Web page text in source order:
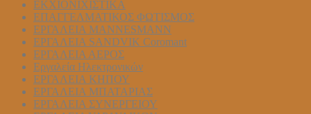
ΕΚΧΙΟΝΙΧΙΣΤΙΚΑ
ΕΠΑΓΓΕΛΜΑΤΙΚΟΣ ΦΩΤΙΣΜΟΣ
ΕΡΓΑΛΕΙΑ MANNESMANN
ΕΡΓΑΛΕΙΑ SANDVIK Coromant
ΕΡΓΑΛΕΙΑ ΑΕΡΟΣ
Εργαλεία Ηλεκτρονικών
ΕΡΓΑΛΕΙΑ ΚΗΠΟΥ
ΕΡΓΑΛΕΙΑ ΜΠΑΤΑΡΙΑΣ
ΕΡΓΑΛΕΙΑ ΣΥΝΕΡΓΕΙΟΥ